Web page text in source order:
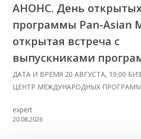
АНОНС. День
программы Pan-Asian
открытая встреча с
выпускниками
ДАТА И ВРЕМЯ 20 АВГУСТА, 19:00
ЦЕНТР МЕЖДУНАРОДНЫХ
expert
20.08.2026